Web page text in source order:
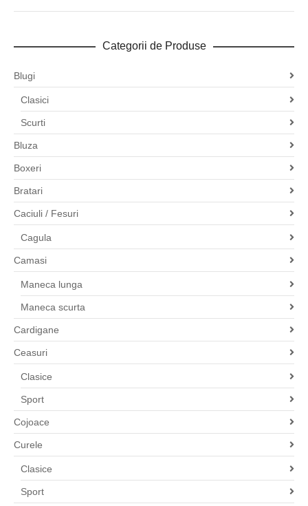
Categorii de Produse
Blugi
Clasici
Scurti
Bluza
Boxeri
Bratari
Caciuli / Fesuri
Cagula
Camasi
Maneca lunga
Maneca scurta
Cardigane
Ceasuri
Clasice
Sport
Cojoace
Curele
Clasice
Sport